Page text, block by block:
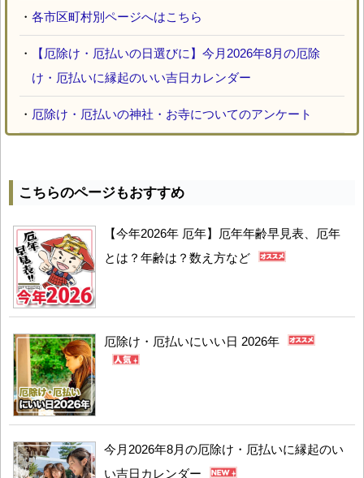
・ 各市区町村別ページへはこちら
・
【厄除け・厄払いの日選びに】今月2026年8月の厄除
け・厄払いに縁起のいい吉日カレンダー
・ 厄除け・厄払いの神社・お寺についてのアンケート
こちらのページもおすすめ
【今年2026年 厄年】厄年年齢早見表、厄年
とは？年齢は？数え方など
厄除け・厄払いにいい日 2026年
今月2026年8月の厄除け・厄払いに縁起のい
い吉日カレンダー